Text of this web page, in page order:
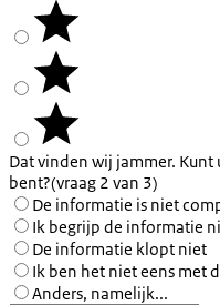
Dat vinden wij jammer.
bent?(vraag 2 van 3)
De informatie is niet
Ik begrijp de informatie
De informatie klopt niet
Ik ben het niet eens met
Anders, namelijk...